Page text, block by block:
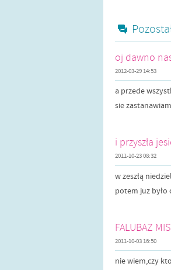
oj dawno
2012-03-29 14:53
a przede
sie
i przyszła
2011-10-23 08:32
w zeszłą
potem juz było
FALUBAZ
2011-10-03 16:50
nie wiem,czy